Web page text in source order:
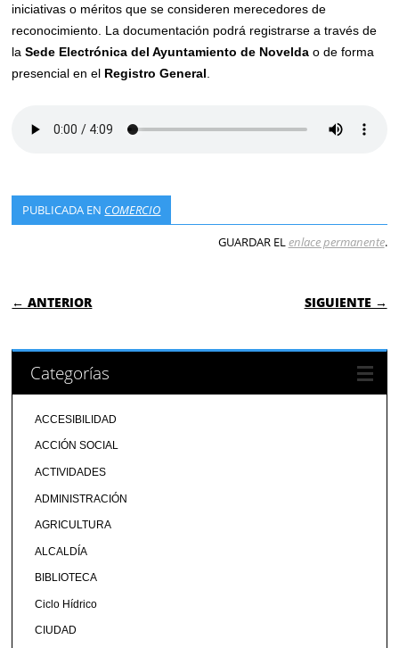
iniciativas o méritos que se consideren merecedores de
reconocimiento. La documentación podrá registrarse a través de
laSede Electrónica del Ayuntamiento de Novelda o de forma
presencial en el Registro General
PUBLICADA EN COMERCIO
GUARDAR ELenlace permanente.
NAVEGACIÓN DE ENTRADAS
← ANTERIOR SIGUIENTE →
Categorías
ACCESIBILIDAD
ACCIÓN SOCIAL
ACTIVIDADES
ADMINISTRACIÓN
AGRICULTURA
ALCALDÍA
BIBLIOTECA
Ciclo Hídrico
CIUDAD